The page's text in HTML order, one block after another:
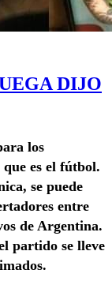
DIJO
los
es el fútbol.
se puede
entre
de Argentina.
partido se lleve